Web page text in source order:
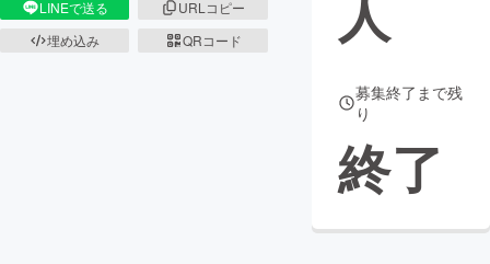
LINEで送る
URLコピー
埋め込み
QRコード
募集終了まで残
り
終了